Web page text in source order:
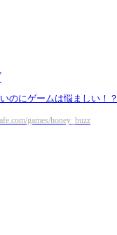
のにゲームは悩ましい！？
games/honey_buzz